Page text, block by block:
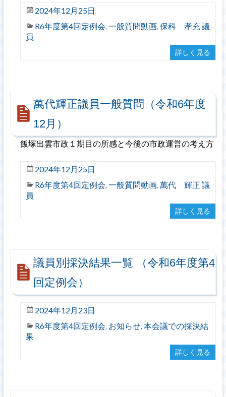
2024年12月25日
R6年度第4回定例会, 一般質問動画, 保科 孝充 議
員
詳しく見る
萬代輝正議員一般質問（令和6年度
12月）
飯塚出雲市政１期目の所感と今後の市政運営の考え方
2024年12月25日
R6年度第4回定例会, 一般質問動画, 萬代 輝正 議
員
詳しく見る
議員別採決結果一覧 （令和6年度第4
回定例会）
2024年12月23日
R6年度第4回定例会, お知らせ, 本会議での採決結
果
詳しく見る